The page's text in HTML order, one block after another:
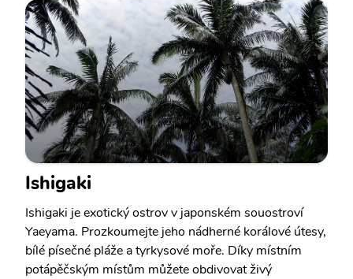
Ishigaki
Ishigaki je exotický ostrov v japonském souostroví
Yaeyama. Prozkoumejte jeho nádherné korálové útesy,
bílé písečné pláže a tyrkysové moře. Díky místním
potápěčským místům můžete obdivovat živý